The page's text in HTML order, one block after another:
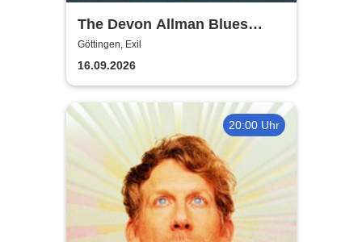
The Devon Allman Blues
Summit - European Tour 2026
Göttingen, Exil
16.09.2026
20:00 Uhr